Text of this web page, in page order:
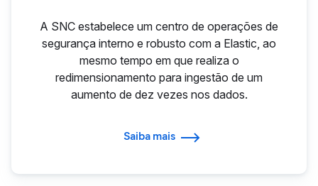
A SNC estabelece um centro de operações de
segurança interno e robusto com a Elastic, ao
mesmo tempo em que realiza o
redimensionamento para ingestão de um
aumento de dez vezes nos dados.
Saiba mais